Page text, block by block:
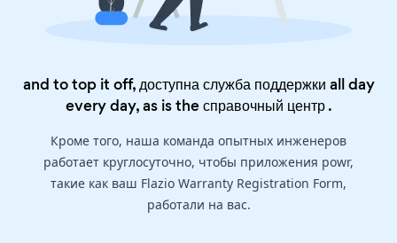
and to top it off, доступна служба поддержки all day
every day, as is theсправочный центр.
Кроме того, наша команда опытных инженеров
работает круглосуточно, чтобы приложения powr,
такие как ваш Flazio Warranty Registration Form,
работали на вас.